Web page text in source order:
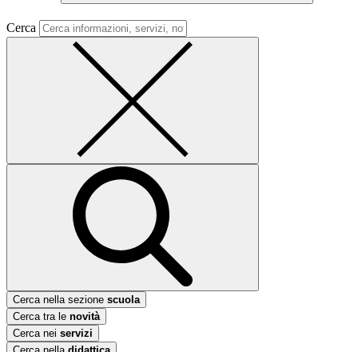
Cerca
Cerca nella sezione scuola
Cerca tra le novità
Cerca nei servizi